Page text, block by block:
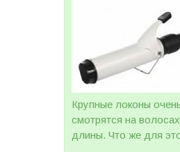
Крупные локоны
смотрятся на
длины. Что же для